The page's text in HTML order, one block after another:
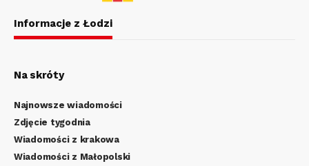
Informacje z Łodzi
Na skróty
Najnowsze wiadomości
Zdjęcie tygodnia
Wiadomości z krakowa
Wiadomości z Małopolski